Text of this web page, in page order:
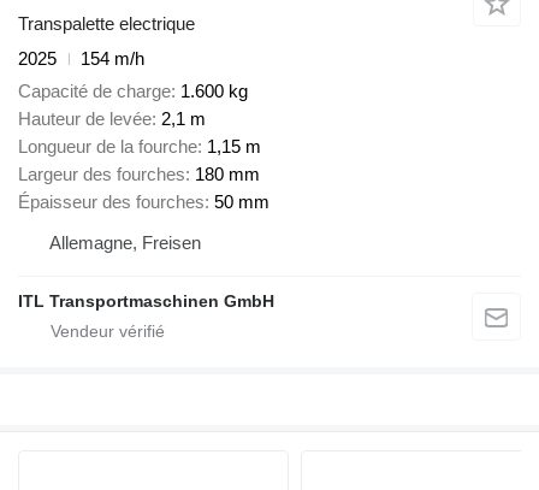
Transpalette electrique
2025
154 m/h
Capacité de charge 1.600 kg
Hauteur de levée 2,1 m
Longueur de la fourche 1,15 m
Largeur des fourches 180 mm
Épaisseur des fourches 50 mm
Allemagne, Freisen
ITL Transportmaschinen GmbH